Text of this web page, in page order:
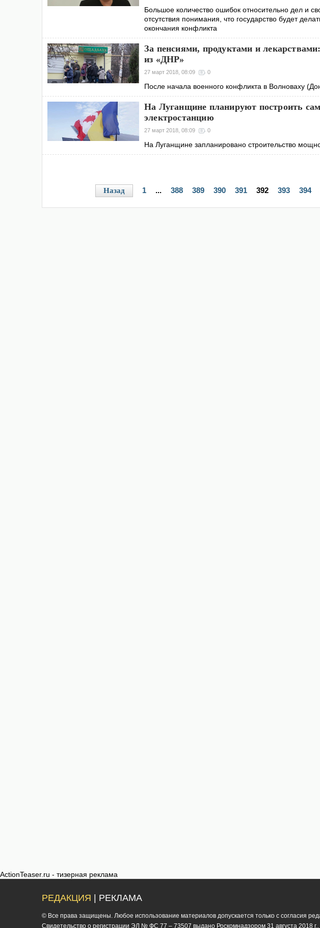
Большое количество ошибок относительно дел и
отсутствия понимания, что государство будет
окончания конфликта
За пенсиями, продуктами и
из «ДНР»
27 март 2018, 08:09 0
После начала военного конфликта в Волноваху
На Луганщине планируют построить
электростанцию
27 март 2018, 08:09 0
На Луганщине запланировано строительство
Назад 1 ... 388 389 390 391 392 393 394
ActionTeaser.ru - тизерная реклама
РЕДАКЦИЯ | РЕКЛАМА
© Все права защищены. Любое использование материалов допускается только с согласия
Cвидетельство о регистрации ЭЛ № ФС 77 – 73507 выдано Роскомнадзором 31 августа 2018